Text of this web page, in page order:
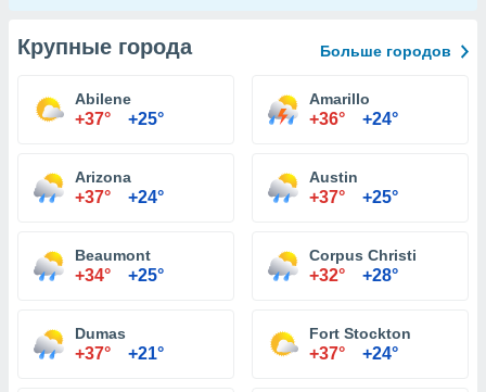
Крупные города Больше городов
Abilene
+37° +25°
Amarillo
+36° +24°
Arizona
+37° +24°
Austin
+37° +25°
Beaumont
+34° +25°
Corpus Christi
+32° +28°
Dumas
+37° +21°
Fort Stockton
+37° +24°